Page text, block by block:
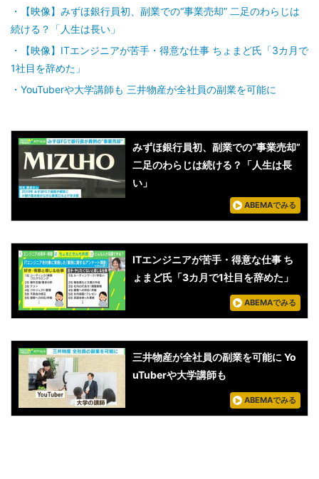
【映像】みずほ銀行員初、副業での“事業売却” 二足のわらじは
続ける？「人生は長い」
【映像】ITエンジニアが苦手・得意な仕事 ちょまど氏「3カ月で
1社目を辞めた」
YouTuberや大学講師も 三井物産が全社員の副業を可能に
みずほ銀行員初、副業での“事業売却”
二足のわらじは続ける？「人生は長
い」
ABEMAでみる
ITエンジニアが苦手・得意な仕事 ち
ょまど氏「3カ月で1社目を辞めた」
ABEMAでみる
三井物産が全社員の副業を可能に Yo
uTuberや大学講師も
ABEMAでみる